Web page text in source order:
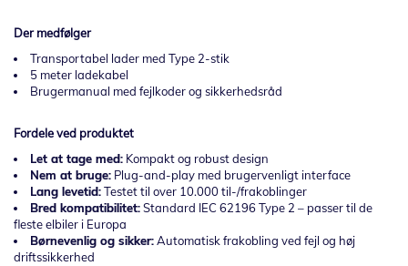
Der medfølger
Transportabel lader med Type 2-stik
5 meter ladekabel
Brugermanual med fejlkoder og sikkerhedsråd
Fordele ved produktet
Let at tage med: Kompakt og robust design
Nem at bruge: Plug-and-play med brugervenligt interface
Lang levetid:Testet til over 10.000 til-/frakoblinger
Bred kompatibilitet:Standard IEC 62196 Type 2 – passer til de
fleste elbiler i Europa
Børnevenlig og sikker:Automatisk frakobling ved fejl og høj
driftssikkerhed